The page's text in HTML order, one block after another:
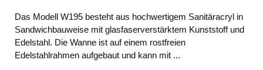
Das Modell W195 besteht aus hochwertigem Sanitäracryl in
Sandwichbauweise mit glasfaserverstärktem Kunststoff und
Edelstahl. Die Wanne ist auf einem rostfreien
Edelstahlrahmen aufgebaut und kann mit ...